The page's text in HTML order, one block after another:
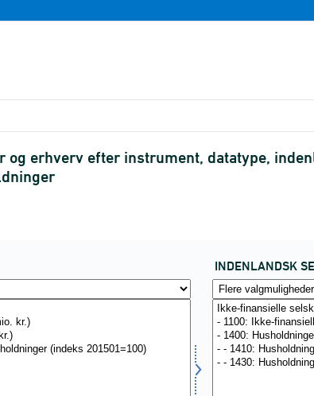
erhverv efter instrument, datatype,
INDENLANDSK